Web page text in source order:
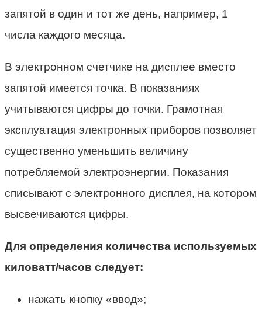
запятой в один и тот же день, например, 1
числа каждого месяца.
В электронном счетчике на дисплее вместо
запятой имеется точка. В показаниях
учитываются цифры до точки. Грамотная
эксплуатация электронных приборов позволяет
существенно уменьшить величину
потребляемой электроэнергии. Показания
списывают с электронного дисплея, на котором
высвечиваются цифры.
Для определения количества используемых
киловатт/часов следует:
нажать кнопку «ввод»;